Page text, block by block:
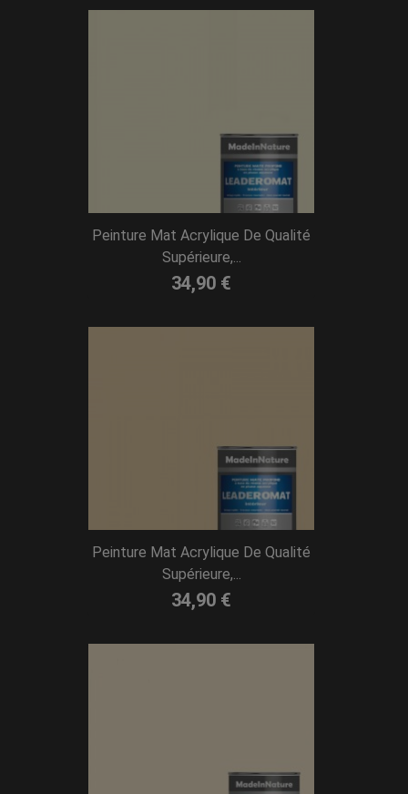
Peinture Mat Acrylique De Qualité
Supérieure,...
34,90 €
Peinture Mat Acrylique De Qualité
Supérieure,...
34,90 €